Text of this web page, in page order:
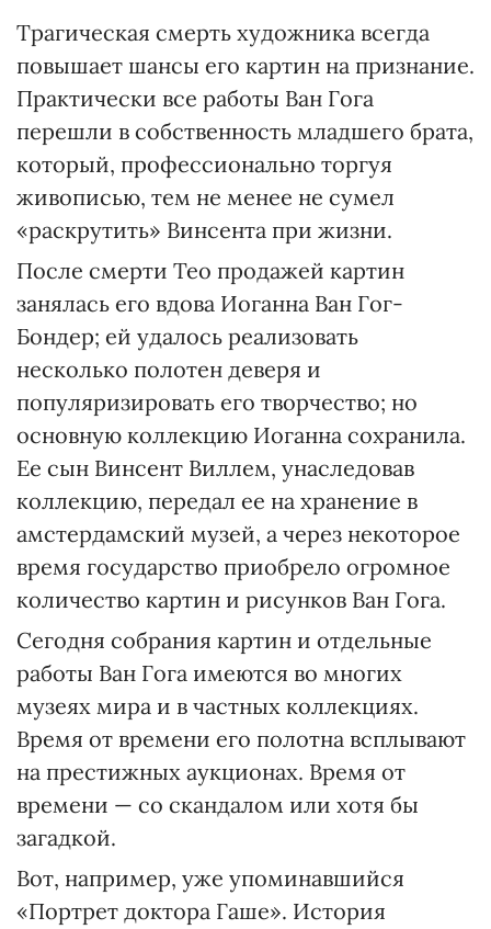
Трагическая смерть художника всегда
повышает шансы его картин на признание.
Практически все работы Ван Гога
перешли в собственность младшего брата,
который, профессионально торгуя
живописью, тем не менее не сумел
«раскрутить» Винсента при жизни.
После смерти Тео продажей картин
занялась его вдова Иоганна Ван Гог-
Бондер; ей удалось реализовать
несколько полотен деверя и
популяризировать его творчество; но
основную коллекцию Иоганна сохранила.
Ее сын Винсент Виллем, унаследовав
коллекцию, передал ее на хранение в
амстердамский музей, а через некоторое
время государство приобрело огромное
количество картин и рисунков Ван Гога.
Сегодня собрания картин и отдельные
работы Ван Гога имеются во многих
музеях мира и в частных коллекциях.
Время от времени его полотна всплывают
на престижных аукционах. Время от
времени — со скандалом или хотя бы
загадкой.
Вот, например, уже упоминавшийся
«Портрет доктора Гаше». История